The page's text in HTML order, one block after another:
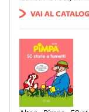
VAI AL